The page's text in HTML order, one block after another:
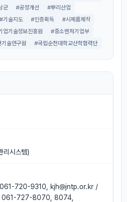
군 #공정개선
#뿌리산업
#기술지도 #인증획득
#시제품제작
업기술정보진흥원
#중소벤처기업부
술연구원 #국립순천대학교산학협력단
리시스템)
061-720-9310, kjh@jntp.or.kr/
061-727-8070, 8074,